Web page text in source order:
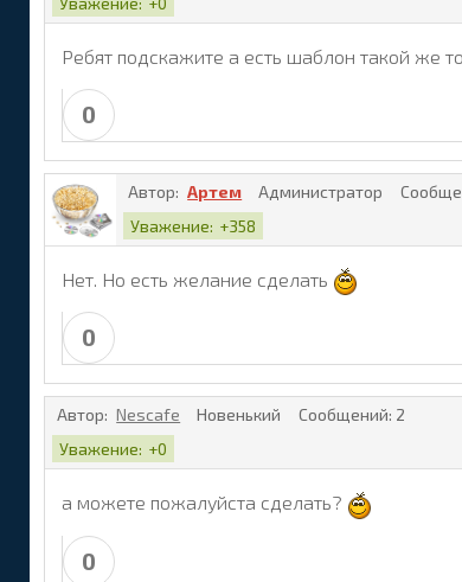
Ребят подскажите а есть шаблон такой же
0
Автор: Артем Администратор
Уважение: +358
Нет. Но есть желание сделать
0
Автор: Nescafe Новенький Сообщений: 2
Уважение: +0
а можете пожалуйста сделать?
0